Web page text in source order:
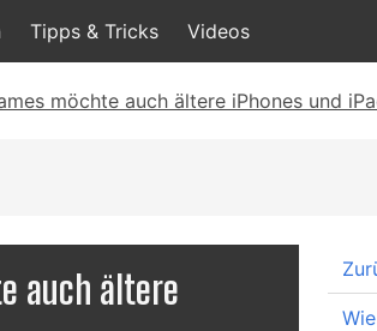
Tipps & Tricks Videos
möchte auch ältere iPhones und
auch ältere